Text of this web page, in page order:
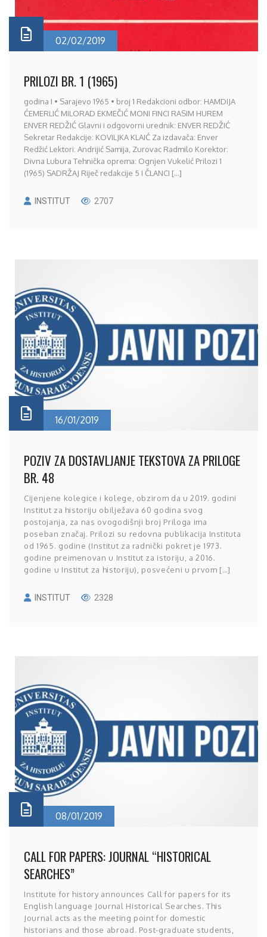
02/02/2019
PRILOZI BR. 1 (1965)
godina I • Sarajevo 1965 • broj 1 Redakcioni odbor: HAMDIJA
ĆEMERLIĆ MILORAD EKMEČIĆ MONI FINCI RASIM HUREM
ENVER REDŽIĆ Glavni i odgovorni urednik: ENVER REDŽIĆ
Sekretar Redakcije: KOVILJKA KLAIĆ Za izdavača: Enver
Redžić Lektori: Andrijić Samija, Zurovac Radmilo Korektor:
Divna Lubura Tehnička oprema: Ognjen Vukelić Prilozi 1
(1965) SADRŽAJ Riječ redakcije 5 I ČLANCI [...]
INSTITUT 2707
16/01/2019
POZIV ZA DOSTAVLJANJE TEKSTOVA ZA PRILOGE
BR. 48
Cijenjene kolegice i kolege, obzirom da u 2019. godini
Institut za historiju obilježava 60 godina svog
postojanja, za nas ovogodišnji broj Priloga ima
poseban značaj. Prilozi su redovna publikacija Instituta
od 1965. godine (Institut za radnički pokret je 1973.
godine preimenovan u Institut za istoriju, a 2016.
godine u Institut za historiju), posvećeni u prvom […]
INSTITUT 2328
08/01/2019
CALL FOR PAPERS: JOURNAL “HISTORICAL
SEARCHES”
Institute for history announces Call for papers for its
English language Journal Historical Searches. This
Journal acts as the meeting point for domestic
historians and those abroad. Post-graduate students,